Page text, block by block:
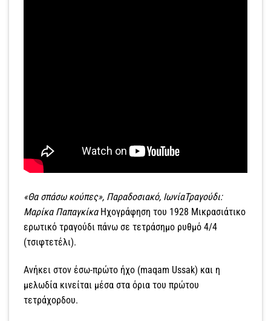
«Θα σπάσω κούπες», Παραδοσιακό, ΙωνίαΤραγούδι:
Μαρίκα ΠαπαγκίκαΗχογράφηση του 1928 Μικρασιάτικο
ερωτικό τραγούδι πάνω σε τετράσημο ρυθμό 4/4
(τσιφτετέλι).
Ανήκει στον έσω-πρώτο ήχο (maqam Ussak) και η
μελωδία κινείται μέσα στα όρια του πρώτου
τετράχορδου.